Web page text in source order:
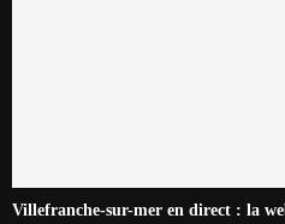
Villefranche-sur-mer en direct : la